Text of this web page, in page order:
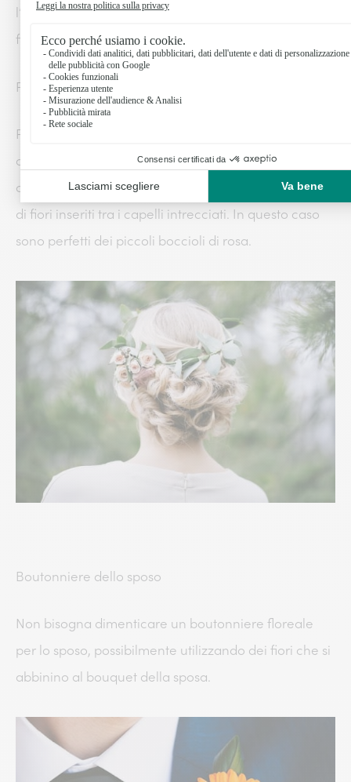
l’acconciatura della sposa a quelli per braccialetti
fino al boutonniere dello sposo.
Fiori per i capelli
Puoi aggiungere un tocco floreale al tuo look con
coroncine di fiori, spille o petali per adornare i
capelli. Immagina, per esempio, a dei bellissimi petali
di fiori inseriti tra i capelli intrecciati. In questo caso
sono perfetti dei piccoli boccioli di rosa.
Boutonniere dello sposo
Non bisogna dimenticare un boutonniere floreale
per lo sposo, possibilmente utilizzando dei fiori che si
abbinino al bouquet della sposa.